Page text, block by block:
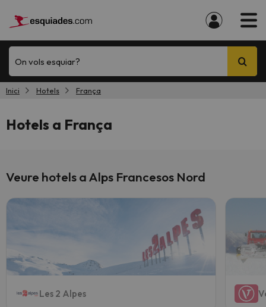
On vols esquiar?
Inici Hotels França
Hotels a França
Veure hotels a Alps Francesos Nord
Les 2 Alpes